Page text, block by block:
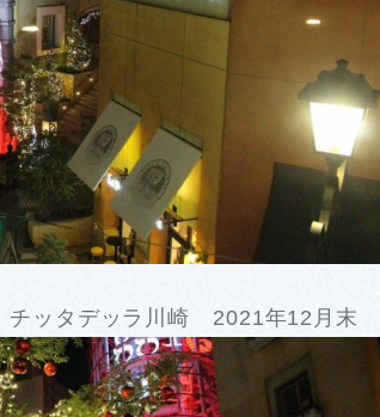
ッタデッラ川崎 2021年12月末